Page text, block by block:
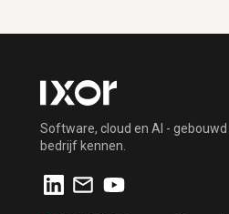
Software, cloud en AI -
bedrijf kennen.